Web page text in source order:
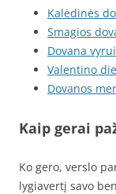
Kalėdinės
Smagios
Dovana vyrui
Valentino
Dovanos
Kaip gerai
Ko gero, verslo
lygiavertį savo